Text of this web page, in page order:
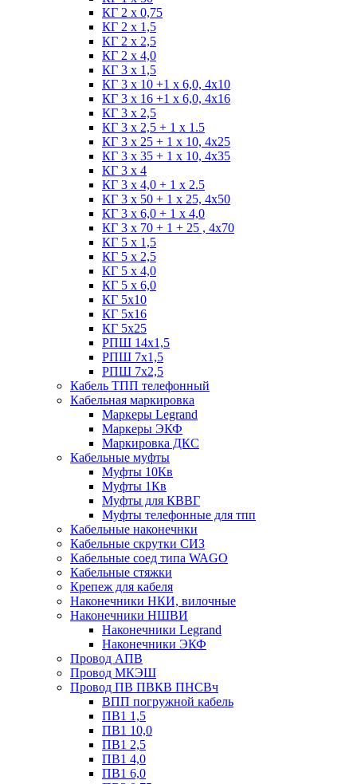
КГ 2 х 0,75
КГ 2 х 1,5
КГ 2 х 2,5
КГ 2 х 4,0
КГ 3 х 1,5
КГ 3 х 10 +1 x 6,0, 4х10
КГ 3 х 16 +1 x 6,0, 4х16
КГ 3 х 2,5
КГ 3 х 2,5 + 1 x 1.5
КГ 3 х 25 + 1 х 10, 4х25
КГ 3 х 35 + 1 x 10, 4х35
КГ 3 х 4
КГ 3 х 4,0 + 1 x 2.5
КГ 3 х 50 + 1 x 25, 4х50
КГ 3 х 6,0 + 1 x 4,0
КГ 3 х 70 + 1 + 25 , 4х70
КГ 5 х 1,5
КГ 5 х 2,5
КГ 5 х 4,0
КГ 5 х 6,0
КГ 5х10
КГ 5х16
КГ 5х25
РПШ 14х1,5
РПШ 7х1,5
РПШ 7х2,5
Кабель ТПП телефонный
Кабельная маркировка
Маркеры Legrand
Маркеры ЭКФ
Маркировка ДКС
Кабельные муфты
Муфты 10Кв
Муфты 1Кв
Муфты для КВВГ
Муфты телефонные для тпп
Кабельные наконечнки
Кабельные скрутки СИЗ
Кабельные соед типа WAGO
Кабельные стяжки
Крепеж для кабеля
Наконечники НКИ, вилочные
Наконечники НШВИ
Наконечники Legrand
Наконечники ЭКФ
Провод АПВ
Провод МКЭШ
Провод ПВ ПВКВ ПНСВч
ВПП погружной кабель
ПВ1 1,5
ПВ1 10,0
ПВ1 2,5
ПВ1 4,0
ПВ1 6,0